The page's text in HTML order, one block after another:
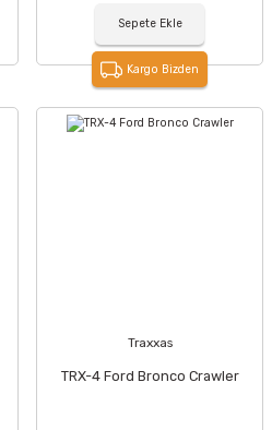
Sepete Ekle
Kargo Bizden
Traxxas
TRX-4 Ford Bronco Crawler